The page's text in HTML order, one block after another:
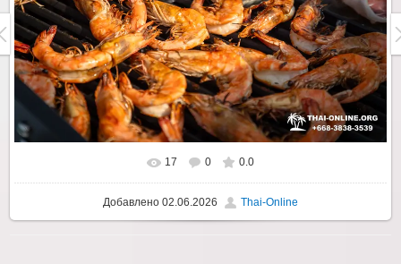
17 0 0.0
Добавлено 02.06.2026 Thai-Online